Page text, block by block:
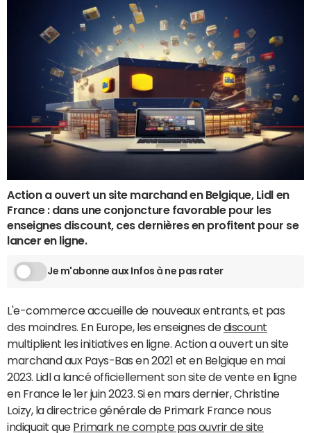
Action a ouvert un site marchand en Belgique, Lidl en
France : dans une conjoncture favorable pour les
enseignes discount, ces dernières en profitent pour se
lancer en ligne.
Je m'abonne aux Infos à ne pas rater
L'e-commerce accueille de nouveaux entrants, et pas
des moindres. En Europe, les enseignes dediscount
multiplient les initiatives en ligne. Action a ouvert un site
marchand aux Pays-Bas en 2021 et en Belgique en mai
2023. Lidl a lancé officiellement son site de vente en ligne
en France le 1er juin 2023. Si en mars dernier, Christine
Loizy, la directrice générale de Primark France nous
indiquait que Primark ne compte pas ouvrir de site